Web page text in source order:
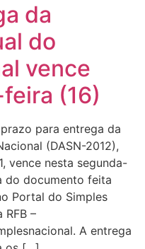
da
do
vence
(16)
para entrega da
(DASN-2012),
vence nesta segunda-
do documento feita
Portal do Simples
–
A entrega